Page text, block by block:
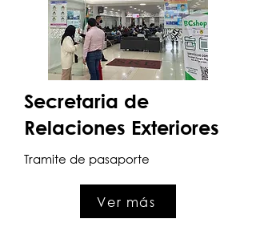
Secretaria de
Relaciones Exteriores
Tramite de pasaporte
Ver más